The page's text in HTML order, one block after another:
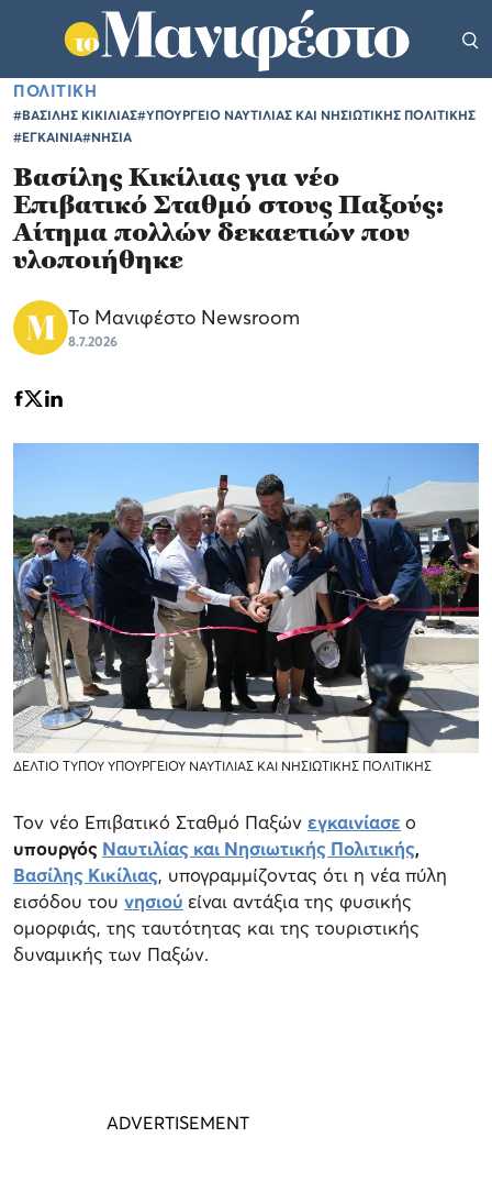
ΠΟΛΙΤΙΚΗ
#ΒΑΣΙΛΗΣ ΚΙΚΙΛΙΑΣ#ΥΠΟΥΡΓΕΙΟ ΝΑΥΤΙΛΙΑΣ ΚΑΙ ΝΗΣΙΩΤΙΚΗΣ ΠΟΛΙΤΙΚΗΣ
#ΕΓΚΑΙΝΙΑ#ΝΗΣΙΑ
Βασίλης Κικίλιας για νέο
Επιβατικό Σταθμό στους Παξούς:
Αίτημα πολλών δεκαετιών που
υλοποιήθηκε
Το Μανιφέστο Newsroom
8.7.2026
ΔΕΛΤΙΟ ΤΥΠΟΥ ΥΠΟΥΡΓΕΙΟΥ ΝΑΥΤΙΛΙΑΣ ΚΑΙ ΝΗΣΙΩΤΙΚΗΣ ΠΟΛΙΤΙΚΗΣ
Τον νέο Επιβατικό Σταθμό Παξών εγκαινίασε ο
υπουργός Ναυτιλίας και Νησιωτικής Πολιτικής,
Βασίλης Κικίλιας, υπογραμμίζοντας ότι η νέα πύλη
εισόδου του νησιού είναι αντάξια της φυσικής
ομορφιάς, της ταυτότητας και της τουριστικής
δυναμικής των Παξών.